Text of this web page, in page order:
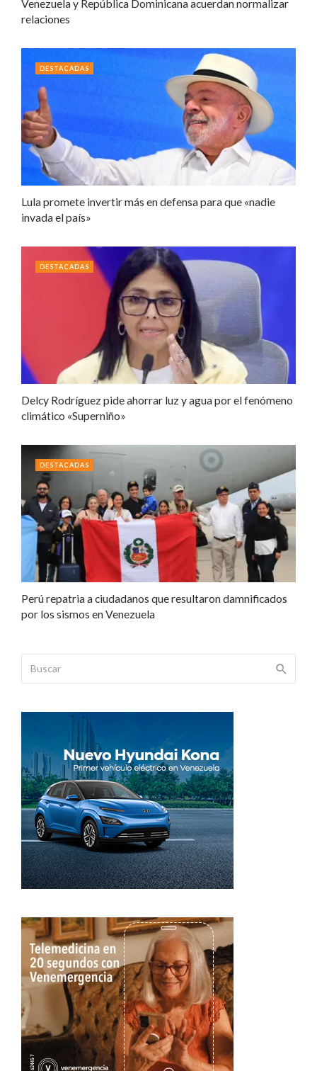
Venezuela y República Dominicana acuerdan normalizar
relaciones
Lula promete invertir más en defensa para que «nadie
invada el país»
DESTACADAS
Delcy Rodríguez pide ahorrar luz y agua por el fenómeno
climático «Superniño»
DESTACADAS
Perú repatria a ciudadanos que resultaron damnificados
por los sismos en Venezuela
DESTACADAS